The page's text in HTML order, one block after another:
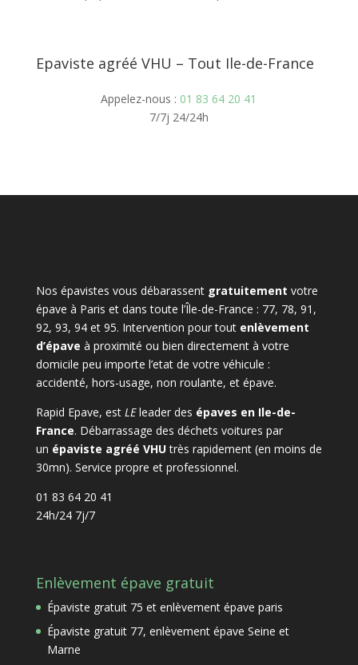
Epaviste agréé VHU – Tout Ile-de-France
Appelez-nous : 01 83 64 20 41
7/7j 24/24h
Nos épavistes vous débarassent gratuitement votre
épave à Paris et dans toute l’Île-de-France : 77, 78, 91,
92, 93, 94 et 95. Intervention pour tout enlèvement
d’épave à proximité ou bien directement à votre
domicile peu importe l’etat de votre véhicule :
accidenté, hors-usage, non roulante, et épave.
Rapid Epave, est LEleader des épaves en Ile-de-
France. Débarrassage des déchets voitures par
un épaviste agréé VHUtrès rapidement (en moins de
30mn). Service propre et professionnel.
01 83 64 20 41
24h/24 7j/7
Enlèvement épave gratuit
Épaviste gratuit 75 et enlèvement épave paris
Épaviste gratuit 77, enlèvement épave Seine et
Marne